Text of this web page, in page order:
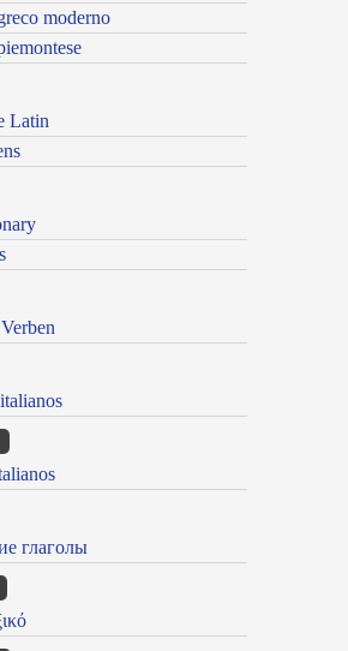
moderno
Latin
глаголы